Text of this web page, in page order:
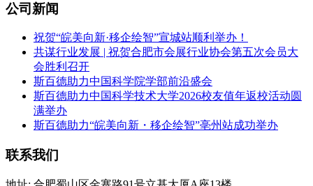
公司新闻
祝贺“皖美向新·移企绘智”宣城站顺利举办！
共谋行业发展 | 祝贺合肥市会展行业协会第五次会员大
会胜利召开
斯百德助力中国科学院学部前沿盛会
斯百德助力中国科学技术大学2026校友值年返校活动圆
满举办
斯百德助力“皖美向新・移企绘智”亳州站成功举办
联系我们